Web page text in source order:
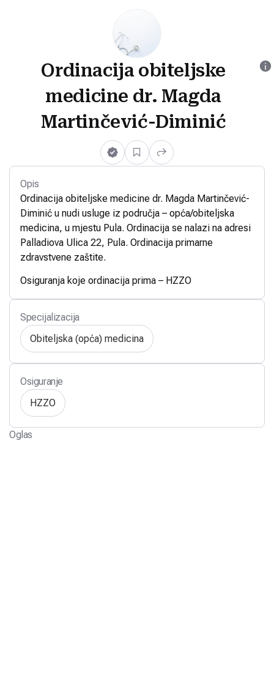
Ordinacija obiteljske
medicine dr. Magda
Martinčević-Diminić
Opis
Ordinacija obiteljske medicine dr. Magda Martinčević-
Diminić u nudi usluge iz područja – opća/obiteljska
medicina, u mjestu Pula. Ordinacija se nalazi na adresi
Palladiova Ulica 22, Pula. Ordinacija primarne
zdravstvene zaštite.
Osiguranja koje ordinacija prima – HZZO
Specijalizacija
Obiteljska (opća) medicina
Osiguranje
HZZO
Oglas